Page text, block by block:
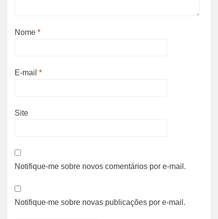
Nome *
E-mail *
Site
Notifique-me sobre novos comentários por e-mail.
Notifique-me sobre novas publicações por e-mail.